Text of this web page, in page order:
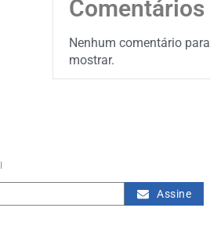
Comentários
Nenhum comentário para
mostrar.
Assine